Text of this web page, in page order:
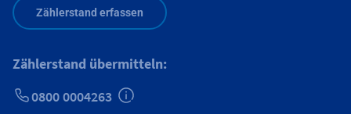
Zählerstand erfassen
Zählerstand übermitteln:
0800 0004263